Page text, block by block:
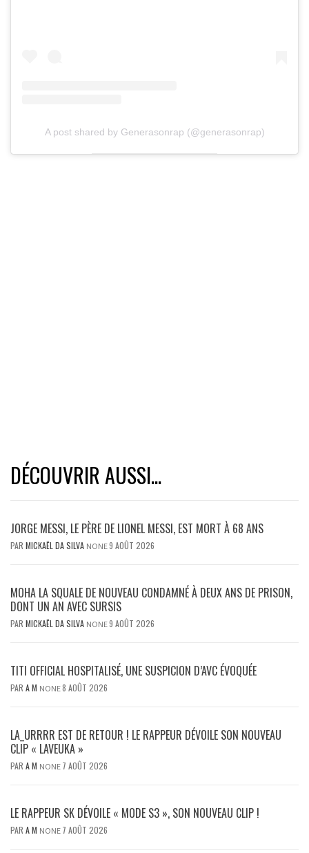
A post shared by Generasonrap (@generasonrap)
DÉCOUVRIR AUSSI...
JORGE MESSI, LE PÈRE DE LIONEL MESSI, EST MORT À 68 ANS
PAR MICKAËL DA SILVA NONE9 AOÛT 2026
MOHA LA SQUALE DE NOUVEAU CONDAMNÉ À DEUX ANS DE PRISON,
DONT UN AN AVEC SURSIS
PAR MICKAËL DA SILVA NONE9 AOÛT 2026
TITI OFFICIAL HOSPITALISÉ, UNE SUSPICION D’AVC ÉVOQUÉE
PAR A M NONE8 AOÛT 2026
LA_URRRR EST DE RETOUR ! LE RAPPEUR DÉVOILE SON NOUVEAU
CLIP « LAVEUKA »
PAR A M NONE 7 AOÛT 2026
LE RAPPEUR SK DÉVOILE « MODE S3 », SON NOUVEAU CLIP !
PAR A M NONE 7 AOÛT 2026